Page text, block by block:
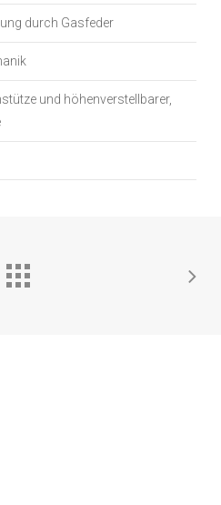
durch Gasfeder
und höhenverstellbarer,